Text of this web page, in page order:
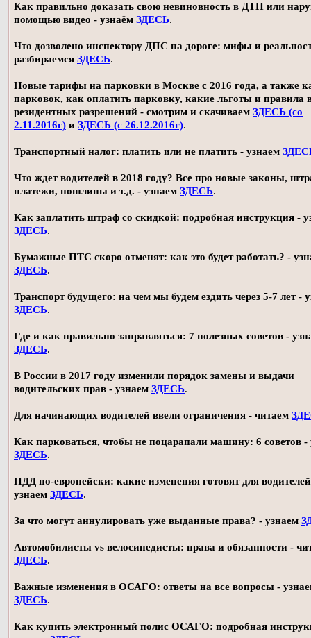
Как правильно доказать свою невиновность в ДТП или
помощью видео - узнаём ЗДЕСЬ.
Что дозволено инспектору ДПС на дороге: мифы и
разбираемся ЗДЕСЬ.
Новые тарифы на парковки в Москве с 2016 года, а также
парковок, как оплатить парковку, какие льготы и правила
резидентных разрешений - смотрим и скачиваем ЗДЕСЬ (со
2.11.2016г) и ЗДЕСЬ (с 26.12.2016г).
Транспортный налог: платить или не платить - узнаем
Что ждет водителей в 2018 году? Все про новые законы,
платежи, пошлины и т.д. - узнаем ЗДЕСЬ.
Как заплатить штраф со скидкой: подробная инструкция -
ЗДЕСЬ.
Бумажные ПТС скоро отменят: как это будет работать? -
ЗДЕСЬ.
Транспорт будущего: на чем мы будем ездить через 5-7 лет -
ЗДЕСЬ.
Где и как правильно заправляться: 7 полезных советов -
ЗДЕСЬ.
В России в 2017 году изменили порядок замены и выдачи
водительских прав - узнаем ЗДЕСЬ.
Для начинающих водителей ввели ограничения - читаем
Как парковаться, чтобы не поцарапали машину: 6 советов -
ЗДЕСЬ.
ПДД по-европейски: какие изменения готовят для
узнаем ЗДЕСЬ.
За что могут аннулировать уже выданные права? - узнаем
Автомобилисты vs велосипедисты: права и обязанности -
ЗДЕСЬ.
Важные изменения в ОСАГО: ответы на все вопросы -
ЗДЕСЬ.
Как купить электронный полис ОСАГО: подробная